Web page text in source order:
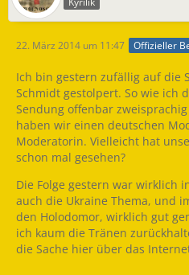
22. März 2014 um 11:47 Offizieller
Ich bin gestern zufällig auf die
Schmidt gestolpert. So wie ich
Sendung offenbar
haben wir einen deutschen
Moderatorin. Vielleicht hat
schon mal gesehen?
Die Folge gestern war wirklich
auch die Ukraine Thema, und
den Holodomor, wirklich gut
ich kaum die Tränen
die Sache hier über das